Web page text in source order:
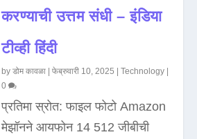
करण्याची उत्तम संधी – इंडिया
टीव्ही हिंदी
by डोम कावळा| फेब्रुवारी 10, 2025 Technology|
0
प्रतिमा स्रोत: फाइल फोटो Amazon
मेझॉनने आयफोन 14 512 जीबीची